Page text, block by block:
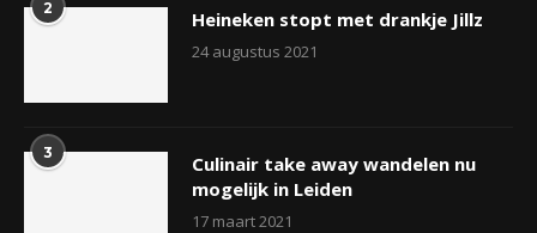
2 Heineken stopt met drankje Jillz
24 augustus 2021
3
Culinair take away wandelen nu
mogelijk in Leiden
17 maart 2021